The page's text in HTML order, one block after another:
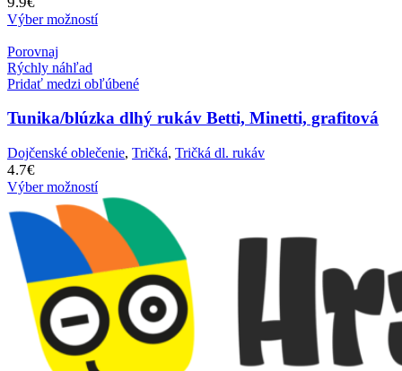
Výber možností
Porovnaj
Rýchly náhľad
Pridať medzi obľúbené
Tunika/blúzka dlhý rukáv Betti, Minetti, grafitová
Dojčenské oblečenie, Tričká, Tričká dl. rukáv
4.7€
Výber možností